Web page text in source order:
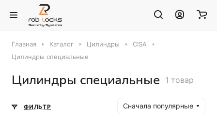
Главная Каталог Цилиндры
CISA
Цилиндры специальные
Цилиндры специальные 1 товар
ФИЛЬТР Сначала популярные